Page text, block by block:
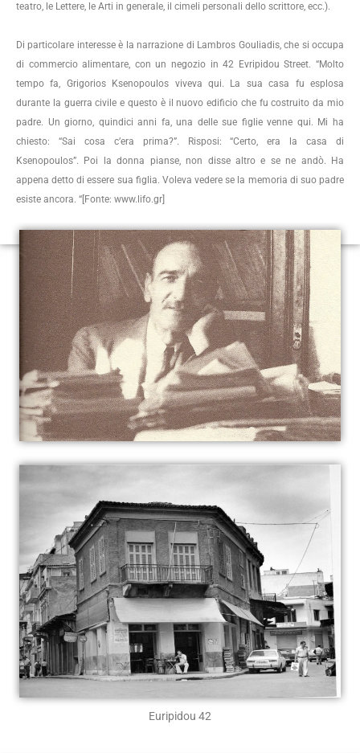
teatro, le Lettere, le Arti in generale, il cimeli personali dello scrittore, ecc.).
Di particolare interesse è la narrazione di Lambros Gouliadis, che si occupa
di commercio alimentare, con un negozio in 42 Evripidou Street. “Molto
tempo fa, Grigorios Ksenopoulos viveva qui. La sua casa fu esplosa
durante la guerra civile e questo è il nuovo edificio che fu costruito da mio
padre. Un giorno, quindici anni fa, una delle sue figlie venne qui. Mi ha
chiesto: “Sai cosa c’era prima?”. Risposi: “Certo, era la casa di
Ksenopoulos”. Poi la donna pianse, non disse altro e se ne andò. Ha
appena detto di essere sua figlia. Voleva vedere se la memoria di suo padre
esiste ancora. “[Fonte: www.lifo.gr]
Euripidou 42